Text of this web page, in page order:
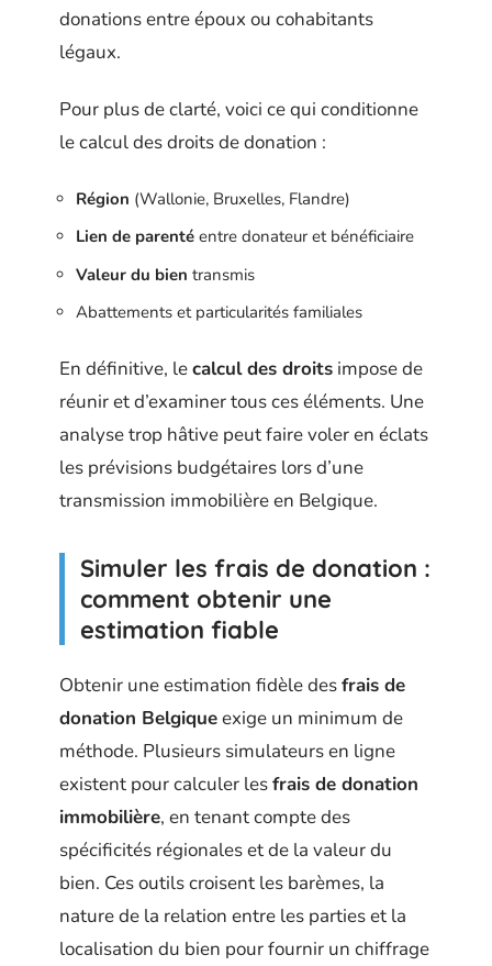
donations entre époux ou cohabitants
légaux.
Pour plus de clarté, voici ce qui conditionne
le calcul des droits de donation :
Région (Wallonie, Bruxelles, Flandre)
Lien de parenté entre donateur et bénéficiaire
Valeur du bien transmis
Abattements et particularités familiales
En définitive, lecalcul des droits impose de
réunir et d’examiner tous ces éléments. Une
analyse trop hâtive peut faire voler en éclats
les prévisions budgétaires lors d’une
transmission immobilière en Belgique.
Simuler les frais de donation :
comment obtenir une
estimation fiable
Obtenir une estimation fidèle desfrais de
donation Belgiqueexige un minimum de
méthode. Plusieurs simulateurs en ligne
existent pour calculer lesfrais de donation
immobilière, en tenant compte des
spécificités régionales et de la valeur du
bien. Ces outils croisent les barèmes, la
nature de la relation entre les parties et la
localisation du bien pour fournir un chiffrage